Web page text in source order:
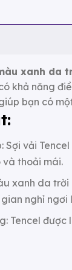
xanh da
khả năng
bạn có
Sợi vải
và thoải mái.
xanh da
nghỉ ngơi
Tencel